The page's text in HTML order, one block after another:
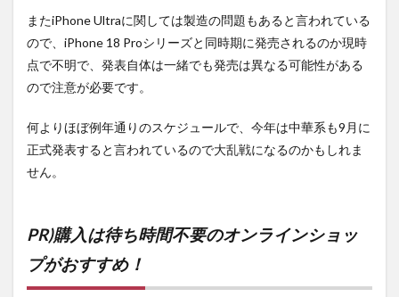
またiPhone Ultraに関しては製造の問題もあると言われている
ので、iPhone 18 Proシリーズと同時期に発売されるのか現時
点で不明で、発表自体は一緒でも発売は異なる可能性がある
ので注意が必要です。
何よりほぼ例年通りのスケジュールで、今年は中華系も9月に
正式発表すると言われているので大乱戦になるのかもしれま
せん。
PR)購入は待ち時間不要のオンラインショッ
プがおすすめ！